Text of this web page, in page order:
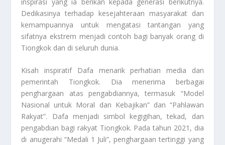
Dedikasinya terhadap kesejahteraan masyarakat dan
kemampuannya untuk mengatasi tantangan yang
sifatnya ekstrem menjadi contoh bagi banyak orang di
Tiongkok dan di seluruh dunia.
Kisah inspiratif Dafa menarik perhatian media dan
pemerintah Tiongkok. Dia menerima berbagai
penghargaan atas pengabdiannya, termasuk “Model
Nasional untuk Moral dan Kebajikan” dan “Pahlawan
Rakyat”. Dafa menjadi simbol kegigihan, tekad, dan
pengabdian bagi rakyat Tiongkok. Pada tahun 2021, dia
di anugerahi “Medali 1 Juli”, penghargaan tertinggi yang